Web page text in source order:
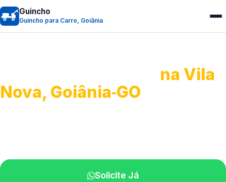
Guincho
Guincho para Carro, Goiânia
na Vila
Nova, Goiânia‑GO
Solicite Já